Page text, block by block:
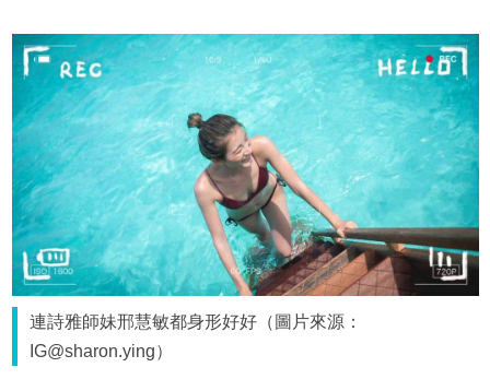
連詩雅師妹邢慧敏都身形好好（圖片來源：
IG@sharon.ying）